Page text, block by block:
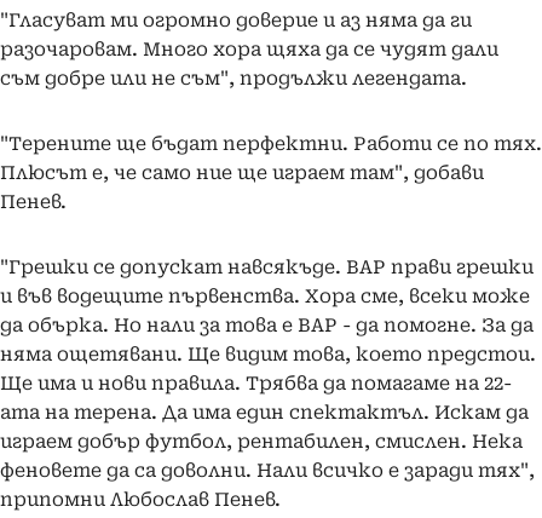
"Гласуват ми огромно доверие и аз няма да ги
разочаровам. Много хора щяха да се чудят дали
съм добре или не съм", продължи легендата.
"Терените ще бъдат перфектни. Работи се по тях.
Плюсът е, че само ние ще играем там", добави
Пенев.
"Грешки се допускат навсякъде. ВАР прави грешки
и във водещите първенства. Хора сме, всеки може
да обърка. Но нали за това е ВАР - да помогне. За да
няма ощетявани. Ще видим това, което предстои.
Ще има и нови правила. Трябва да помагаме на 22-
ата на терена. Да има един спектактъл. Искам да
играем добър футбол, рентабилен, смислен. Нека
феновете да са доволни. Нали всичко е заради тях",
припомни Любослав Пенев.